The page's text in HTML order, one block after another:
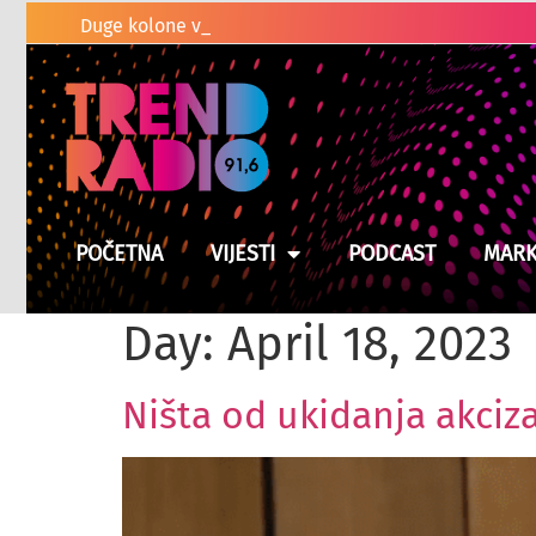
POČETNA VIJESTI PODCAST
Day: April 18, 2023
Ništa od ukidanja